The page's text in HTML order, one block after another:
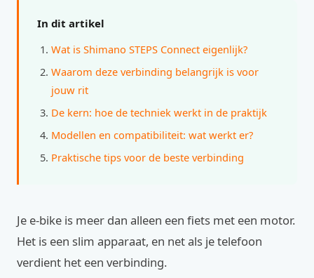
In dit artikel
Wat is Shimano STEPS Connect eigenlijk?
Waarom deze verbinding belangrijk is voor
jouw rit
De kern: hoe de techniek werkt in de praktijk
Modellen en compatibiliteit: wat werkt er?
Praktische tips voor de beste verbinding
Je e-bike is meer dan alleen een fiets met een motor.
Het is een slim apparaat, en net als je telefoon
verdient het een verbinding.